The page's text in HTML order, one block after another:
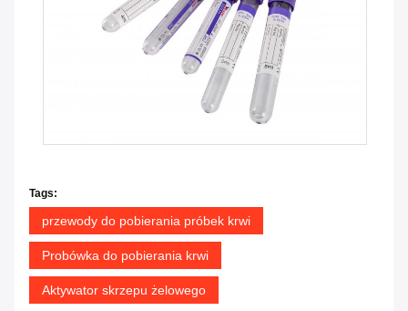
Tags:
przewody do pobierania próbek krwi
Probówka do pobierania krwi
Aktywator skrzepu żelowego